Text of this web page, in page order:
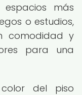
más
o estudios,
comodidad y
para una
del piso